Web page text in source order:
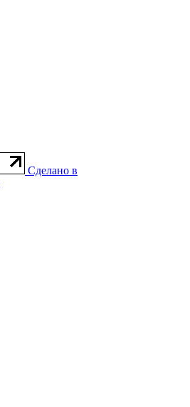
Сделано в